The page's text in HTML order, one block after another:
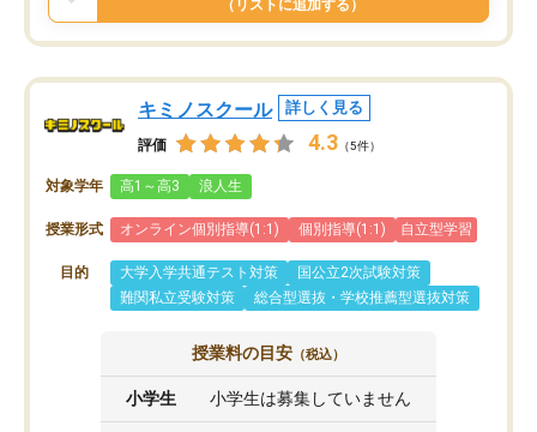
（リストに追加する）
キミノスクール 詳しく見る
評価 4.3 （5件）
対象学年 高1～高3 浪人生
授業形式 オンライン個別指導(1:1) 個別指導(1:1) 自立型学習
目的 大学入学共通テスト対策
国公立2次試験対策
難関私立受験対策
総合型選抜・学校推薦型選抜対策
授業料の目安 （税込）
小学生 小学生は募集していません